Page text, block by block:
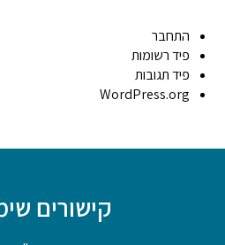
התחבר
פיד רשומות
פיד תגובות
WordPress.org
קישורים